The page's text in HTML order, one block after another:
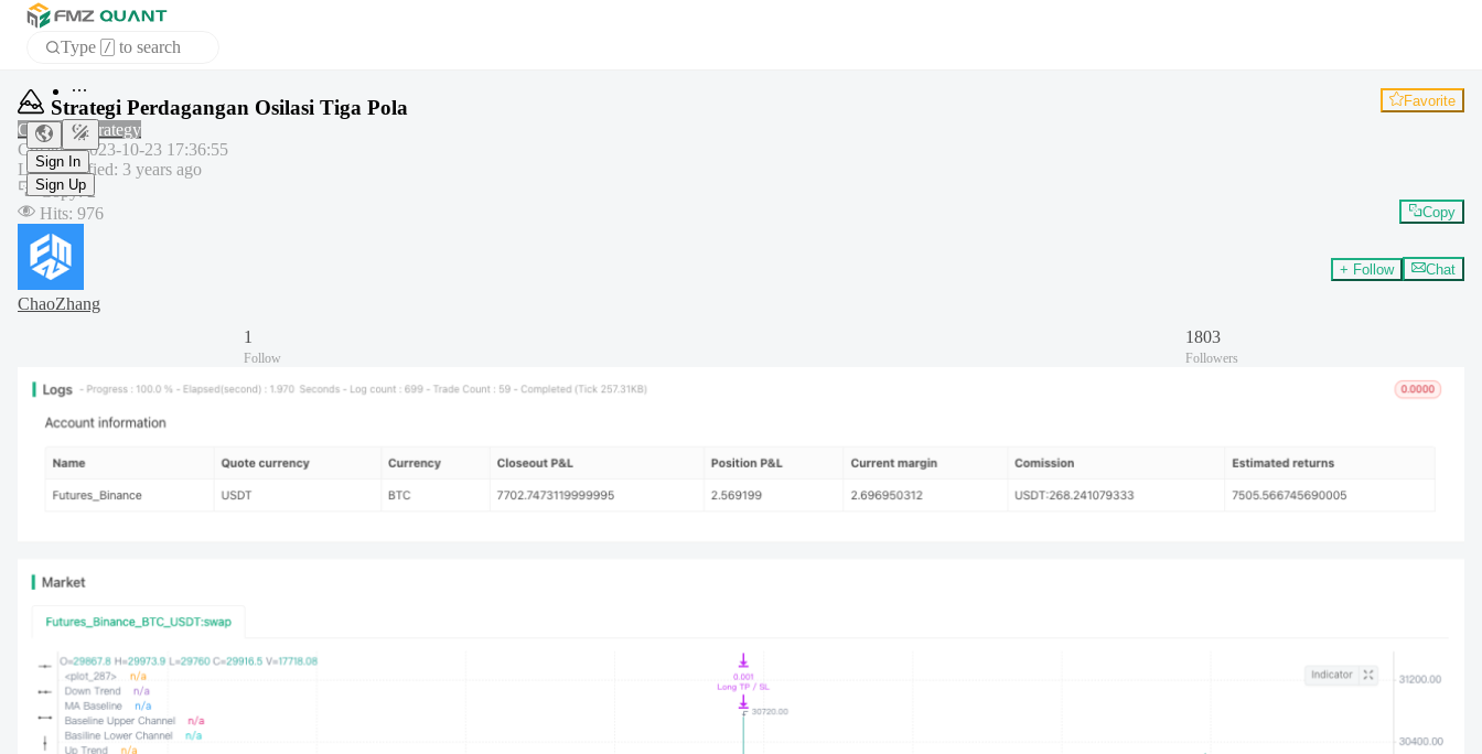
Type / to search
Home
APP
Sign In
Sign Up
Strategi Perdagangan Osilasi Tiga Pola Favorite
Common strategy
Created:2023-10-23 17:36:55
Last modified: 3 years ago
Copy:2
Hits: 976 Copy
ChaoZhang
+ Follow Chat
1
Follow
1803
Followers